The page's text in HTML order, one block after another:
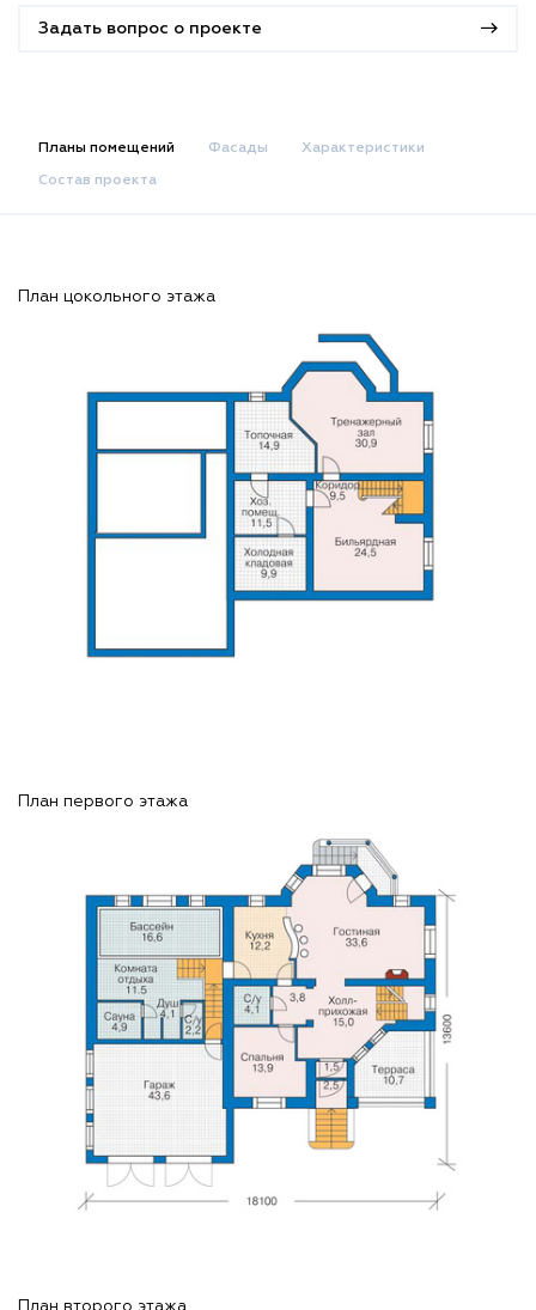
Задать вопрос о проекте
Планы помещений Фасады Характеристики
Состав проекта
План цокольного этажа
План первого этажа
План второго этажа